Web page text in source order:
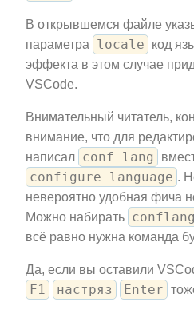
В открывшемся файле
параметра
locale
код
эффекта в этом случае
VSCode.
Внимательный читатель,
внимание, что для
написал conf lang
configure language .
невероятно удобная фича
Можно набирать conflang
всё равно нужна команда
Да, если вы оставили
F1 настряз Enter